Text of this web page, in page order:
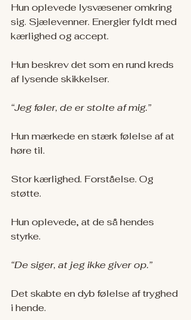
Hun oplevede lysvæsener omkring
sig. Sjælevenner. Energier fyldt med
kærlighed og accept.
Hun beskrev det som en rund kreds
af lysende skikkelser.
“Jeg føler, de er stolte af mig.”
Hun mærkede en stærk følelse af at
høre til.
Stor kærlighed. Forståelse. Og
støtte.
Hun oplevede, at de så hendes
styrke.
“De siger, at jeg ikke giver op.”
Det skabte en dyb følelse af tryghed
i hende.